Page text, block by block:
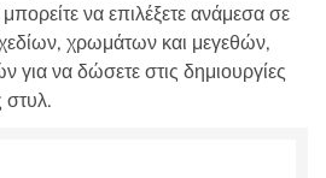
μπορείτε να επιλέξετε ανάμεσα σε
χρωμάτων και μεγεθών,
για να δώσετε στις δημιουργίες